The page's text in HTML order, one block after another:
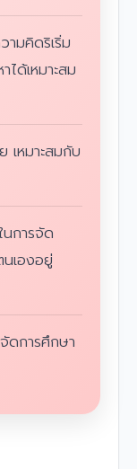
ามคิดริเริ่ม
ด้เหมาะสม
เหมาะสมกับ
การจัด
เองอยู่
ดการศึกษา